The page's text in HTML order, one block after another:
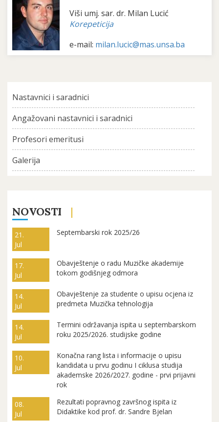
Viši umj. sar. dr. Milan Lucić
Korepeticija
e-mail: milan.lucic@mas.unsa.ba
Nastavnici i saradnici
Angažovani nastavnici i saradnici
Profesori emeritusi
Galerija
NOVOSTI
21.
Jul
Septembarski rok 2025/26
17.
Jul
Obavještenje o radu Muzičke akademije
tokom godišnjeg odmora
14.
Jul
Obavještenje za studente o upisu ocjena iz
predmeta Muzička tehnologija
14.
Jul
Termini održavanja ispita u septembarskom
roku 2025/2026. studijske godine
10.
Jul
Konačna rang lista i informacije o upisu
kandidata u prvu godinu I ciklusa studija
akademske 2026/2027. godine - prvi prijavni
rok
08.
Jul
Rezultati popravnog završnog ispita iz
Didaktike kod prof. dr. Sandre Bjelan